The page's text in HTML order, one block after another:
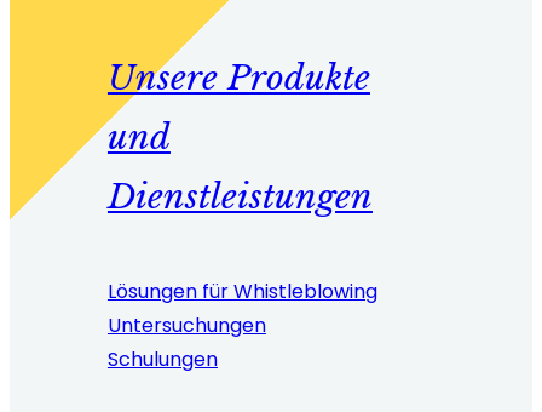
Unsere Produkte
und
Dienstleistungen
Lösungen für Whistleblowing
Untersuchungen
Schulungen